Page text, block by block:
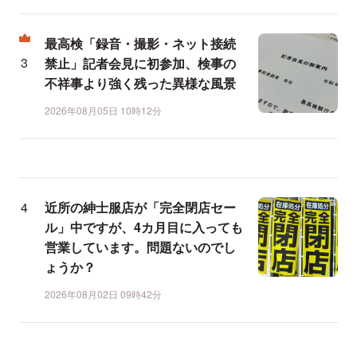
最高検「録音・撮影・ネット接続
禁止」記者会見に初参加、検事の
不祥事より強く残った異様な風景
2026年08月05日 10時12分
近所の紳士服店が「完全閉店セー
ル」中ですが、4カ月目に入っても
営業しています。問題ないのでし
ょうか？
2026年08月02日 09時42分